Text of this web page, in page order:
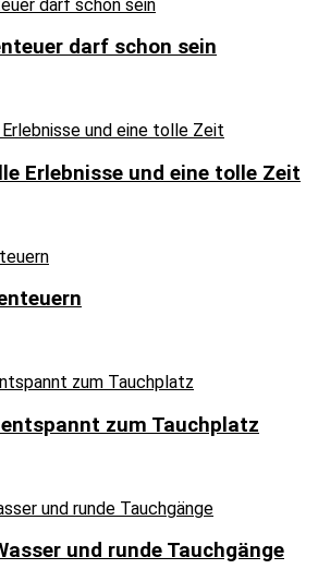
darf schon sein
Erlebnisse und eine tolle Zeit
entspannt zum Tauchplatz
und runde Tauchgänge